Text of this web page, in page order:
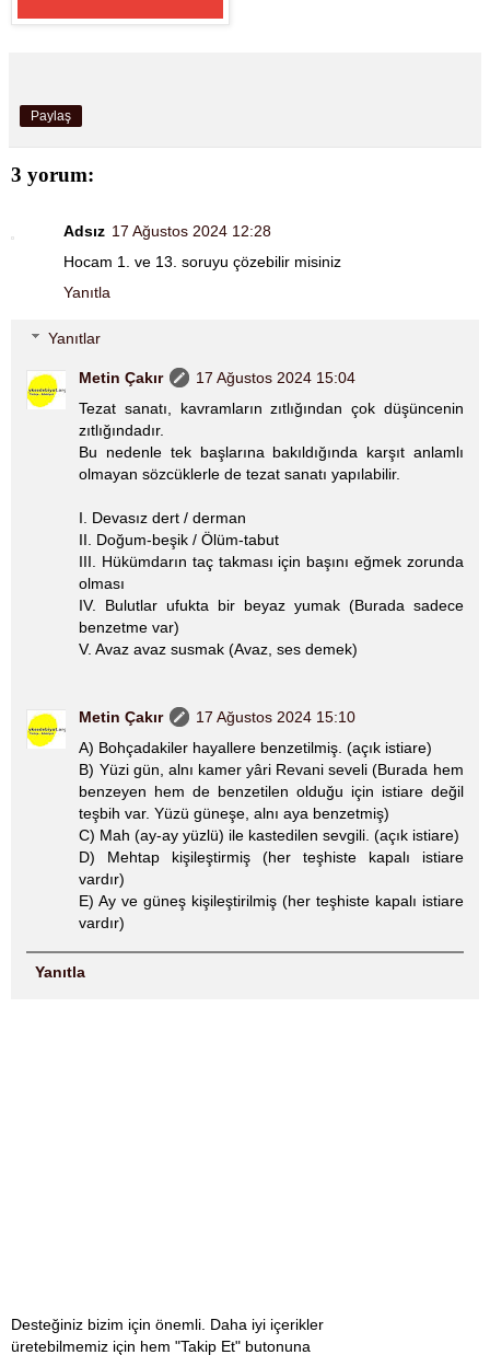
Paylaş
3 yorum:
Adsız 17 Ağustos 2024 12:28
Hocam 1. ve 13. soruyu çözebilir misiniz
Yanıtla
Yanıtlar
Metin Çakır
17 Ağustos 2024 15:04
Tezat sanatı, kavramların zıtlığından çok düşüncenin
zıtlığındadır.
Bu nedenle tek başlarına bakıldığında karşıt anlamlı
olmayan sözcüklerle de tezat sanatı yapılabilir.
I. Devasız dert / derman
II. Doğum-beşik / Ölüm-tabut
III. Hükümdarın taç takması için başını eğmek zorunda
olması
IV. Bulutlar ufukta bir beyaz yumak (Burada sadece
benzetme var)
V. Avaz avaz susmak (Avaz, ses demek)
Metin Çakır
17 Ağustos 2024 15:10
A) Bohçadakiler hayallere benzetilmiş. (açık istiare)
B) Yüzi gün, alnı kamer yâri Revani seveli (Burada hem
benzeyen hem de benzetilen olduğu için istiare değil
teşbih var. Yüzü güneşe, alnı aya benzetmiş)
C) Mah (ay-ay yüzlü) ile kastedilen sevgili. (açık istiare)
D) Mehtap kişileştirmiş (her teşhiste kapalı istiare
vardır)
E) Ay ve güneş kişileştirilmiş (her teşhiste kapalı istiare
vardır)
Yanıtla
Desteğiniz bizim için önemli. Daha iyi içerikler
üretebilmemiz için hem "Takip Et" butonuna